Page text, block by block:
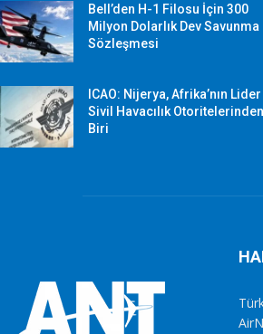
Bell’den H-1 Filosu İçin 300
Milyon Dolarlık Dev Savunma
Sözleşmesi
ICAO: Nijerya, Afrika’nın Lider
Sivil Havacılık Otoritelerinden
Biri